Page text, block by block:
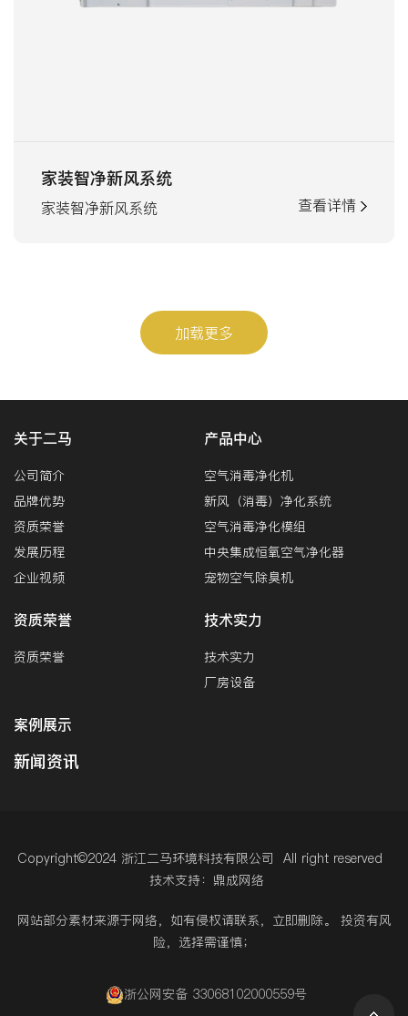
家装智净新风系统
家装智净新风系统 查看详情
加载更多
关于二马
公司简介
品牌优势
资质荣誉
发展历程
企业视频
产品中心
空气消毒净化机
新风（消毒）净化系统
空气消毒净化模组
中央集成恒氧空气净化器
宠物空气除臭机
资质荣誉
资质荣誉
技术实力
技术实力
厂房设备
案例展示
新闻资讯
Copyright©2024 浙江二马环境科技有限公司 All right reserved
技术支持：鼎成网络
网站部分素材来源于网络，如有侵权请联系，立即删除。 投资有风
险，选择需谨慎；
浙公网安备 33068102000559号